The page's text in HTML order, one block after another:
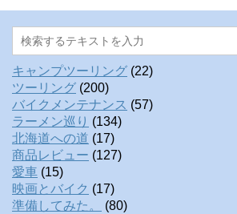
キャンプツーリング (22)
ツーリング (200)
バイクメンテナンス (57)
ラーメン巡り (134)
北海道への道 (17)
商品レビュー (127)
愛車 (15)
映画とバイク (17)
準備してみた。
(80)